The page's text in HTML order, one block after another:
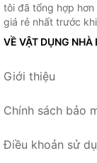
tôi đã tổng hợp
giá rẻ nhất trước
VỀ VẬT DỤNG NHÀ
Giới thiệu
Chính sách bảo
Điều khoản sử